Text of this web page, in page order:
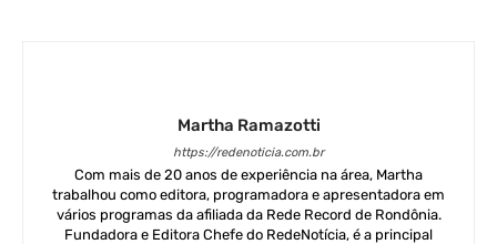
Martha Ramazotti
https://redenoticia.com.br
Com mais de 20 anos de experiência na área, Martha
trabalhou como editora, programadora e apresentadora em
vários programas da afiliada da Rede Record de Rondônia.
Fundadora e Editora Chefe do RedeNotícia, é a principal